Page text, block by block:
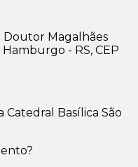
Doutor Magalhães
- RS, CEP
Catedral Basílica São